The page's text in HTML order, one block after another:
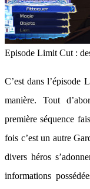
Episode Limit Cut :
C’est dans l’épisode
manière. Tout
première séquence
fois c’est un autre
divers héros
informations